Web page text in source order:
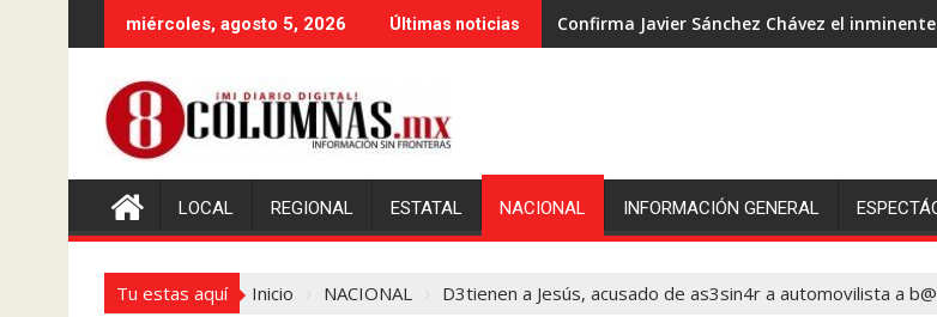
al
miércoles, agosto 5, 2026 Últimas noticias Confirma Javier Sánchez Chávez el
LOCAL REGIONAL ESTATAL NACIONAL INFORMACIÓN GENERAL
Tu estas aquí Inicio NACIONAL D3tienen a Jesús, acusado de as3sin4r a automovilista a